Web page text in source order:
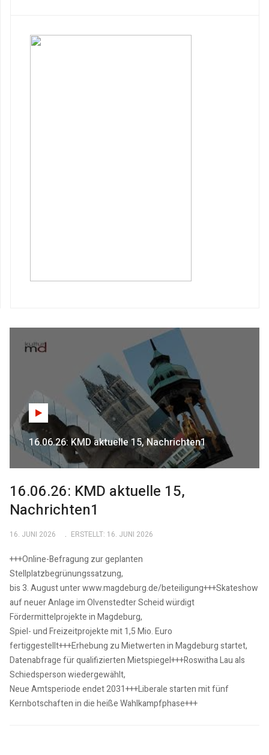
16.06.26: KMD aktuelle 15, Nachrichten1
16.06.26: KMD aktuelle 15,
Nachrichten1
16. JUNI 2026 ERSTELLT: 16. JUNI 2026
+++Online-Befragung zur geplanten
Stellplatzbegrünungssatzung,
bis 3. August unter www.magdeburg.de/beteiligung+++Skateshow
auf neuer Anlage im Olvenstedter Scheid würdigt
Fördermittelprojekte in Magdeburg,
Spiel- und Freizeitprojekte mit 1,5 Mio. Euro
fertiggestellt+++Erhebung zu Mietwerten in Magdeburg startet,
Datenabfrage für qualifizierten Mietspiegel+++Roswitha Lau als
Schiedsperson wiedergewählt,
Neue Amtsperiode endet 2031+++Liberale starten mit fünf
Kernbotschaften in die heiße Wahlkampfphase+++